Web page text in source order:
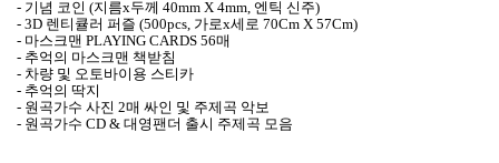
- 기념 코인 (지름x두께 40mm X 4mm, 엔틱 신주)
- 3D 렌티큘러 퍼즐 (500pcs, 가로x세로 70Cm X 57Cm)
- 마스크맨 PLAYING CARDS 56매
- 추억의 마스크맨 책받침
- 차량 및 오토바이용 스티카
- 추억의 딱지
- 원곡가수 사진 2매 싸인 및 주제곡 악보
- 원곡가수 CD & 대영팬더 출시 주제곡 모음